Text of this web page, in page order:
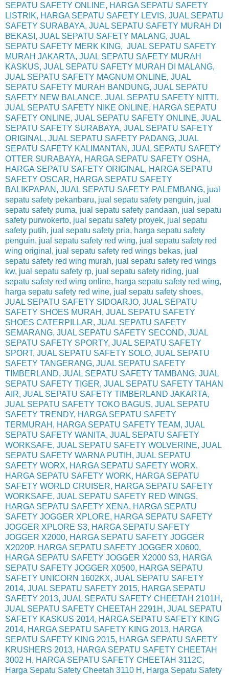
SEPATU SAFETY ONLINE, HARGA SEPATU SAFETY
LISTRIK, HARGA SEPATU SAFETY LEVIS, JUAL SEPATU
SAFETY SURABAYA, JUAL SEPATU SAFETY MURAH DI
BEKASI, JUAL SEPATU SAFETY MALANG, JUAL
SEPATU SAFETY MERK KING, JUAL SEPATU SAFETY
MURAH JAKARTA, JUAL SEPATU SAFETY MURAH
KASKUS, JUAL SEPATU SAFETY MURAH DI MALANG,
JUAL SEPATU SAFETY MAGNUM ONLINE, JUAL
SEPATU SAFETY MURAH BANDUNG, JUAL SEPATU
SAFETY NEW BALANCE, JUAL SEPATU SAFETY NITTI,
JUAL SEPATU SAFETY NIKE ONLINE, HARGA SEPATU
SAFETY ONLINE, JUAL SEPATU SAFETY ONLINE, JUAL
SEPATU SAFETY SURABAYA, JUAL SEPATU SAFETY
ORIGINAL, JUAL SEPATU SAFETY PADANG, JUAL
SEPATU SAFETY KALIMANTAN, JUAL SEPATU SAFETY
OTTER SURABAYA, HARGA SEPATU SAFETY OSHA,
HARGA SEPATU SAFETY ORIGINAL, HARGA SEPATU
SAFETY OSCAR, HARGA SEPATU SAFETY
BALIKPAPAN, JUAL SEPATU SAFETY PALEMBANG, jual
sepatu safety pekanbaru, jual sepatu safety penguin, jual
sepatu safety puma, jual sepatu safety pandaan, jual sepatu
safety purwokerto, jual sepatu safety proyek, jual sepatu
safety putih, jual sepatu safety pria, harga sepatu safety
penguin, jual sepatu safety red wing, jual sepatu safety red
wing original, jual sepatu safety red wings bekas, jual
sepatu safety red wing murah, jual sepatu safety red wings
kw, jual sepatu safety rp, jual sepatu safety riding, jual
sepatu safety red wing online, harga sepatu safety red wing,
harga sepatu safety red wine, jual sepatu safety shoes,
JUAL SEPATU SAFETY SIDOARJO, JUAL SEPATU
SAFETY SHOES MURAH, JUAL SEPATU SAFETY
SHOES CATERPILLAR, JUAL SEPATU SAFETY
SEMARANG, JUAL SEPATU SAFETY SECOND, JUAL
SEPATU SAFETY SPORTY, JUAL SEPATU SAFETY
SPORT, JUAL SEPATU SAFETY SOLO, JUAL SEPATU
SAFETY TANGERANG, JUAL SEPATU SAFETY
TIMBERLAND, JUAL SEPATU SAFETY TAMBANG, JUAL
SEPATU SAFETY TIGER, JUAL SEPATU SAFETY TAHAN
AIR, JUAL SEPATU SAFETY TIMBERLAND JAKARTA,
JUAL SEPATU SAFETY TOKO BAGUS, JUAL SEPATU
SAFETY TRENDY, HARGA SEPATU SAFETY
TERMURAH, HARGA SEPATU SAFETY TEAM, JUAL
SEPATU SAFETY WANITA, JUAL SEPATU SAFETY
WORKSAFE, JUAL SEPATU SAFETY WOLVERINE, JUAL
SEPATU SAFETY WARNA PUTIH, JUAL SEPATU
SAFETY WORX, HARGA SEPATU SAFETY WORX,
HARGA SEPATU SAFETY WORK, HARGA SEPATU
SAFETY WORLD CRUISER, HARGA SEPATU SAFETY
WORKSAFE, JUAL SEPATU SAFETY RED WINGS,
HARGA SEPATU SAFETY XENA, HARGA SEPATU
SAFETY JOGGER XPLORE, HARGA SEPATU SAFETY
JOGGER XPLORE S3, HARGA SEPATU SAFETY
JOGGER X2000, HARGA SEPATU SAFETY JOGGER
X2020P, HARGA SEPATU SAFETY JOGGER X0600,
HARGA SEPATU SAFETY JOGGER X2000 S3, HARGA
SEPATU SAFETY JOGGER X0500, HARGA SEPATU
SAFETY UNICORN 1602KX, JUAL SEPATU SAFETY
2014, JUAL SEPATU SAFETY 2015, HARGA SEPATU
SAFETY 2013, JUAL SEPATU SAFETY CHEETAH 2101H,
JUAL SEPATU SAFETY CHEETAH 2291H, JUAL SEPATU
SAFETY KASKUS 2014, HARGA SEPATU SAFETY KING
2014, HARGA SEPATU SAFETY KING 2013, HARGA
SEPATU SAFETY KING 2015, HARGA SEPATU SAFETY
KRUSHERS 2013, HARGA SEPATU SAFETY CHEETAH
3002 H, HARGA SEPATU SAFETY CHEETAH 3112C,
Harga Sepatu Safety Cheetah 3110 H, Harga Sepatu Safety